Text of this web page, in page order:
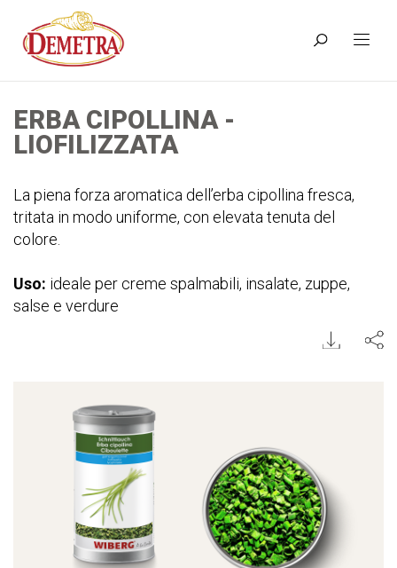
ERBA CIPOLLINA -
LIOFILIZZATA
La piena forza aromatica dell’erba cipollina fresca,
tritata in modo uniforme, con elevata tenuta del
colore.
Uso: ideale per creme spalmabili, insalate, zuppe,
salse e verdure